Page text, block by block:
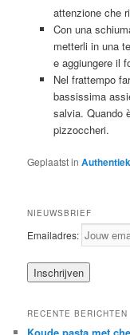
attenzione che
Con una
metterli in una
e aggiungere il
Nel frattempo
bassissima
salvia. Quando
pizzoccheri.
Geplaatst in
NIEUWSBRIEF
Emailadres:
RECENTE BERICHTEN